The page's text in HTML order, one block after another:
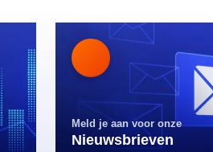
Meld je aan voor onze
Nieuwsbrieven